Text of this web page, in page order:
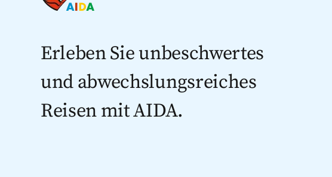
Erleben Sie unbeschwertes
und abwechslungsreiches
Reisen mit AIDA.